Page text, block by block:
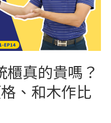
櫃真的貴嗎？
、和木作比